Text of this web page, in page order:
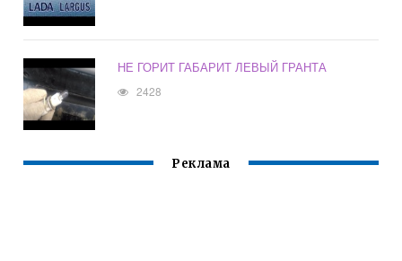
НЕ ГОРИТ ГАБАРИТ ЛЕВЫЙ ГРАНТА
2428
Реклама